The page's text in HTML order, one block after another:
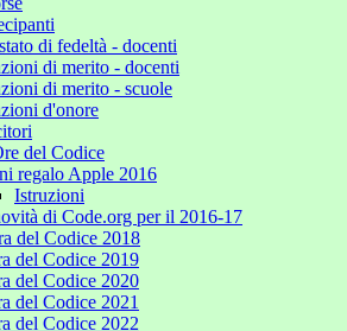
di fedeltà - docenti
di merito - docenti
di merito - scuole
d'onore
del Codice
regalo Apple 2016
Istruzioni
di Code.org per il 2016-17
del Codice 2018
del Codice 2019
del Codice 2020
del Codice 2021
del Codice 2022